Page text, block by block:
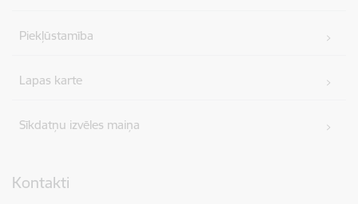
Piekļūstamība
Lapas karte
Sīkdatņu izvēles maiņa
Kontakti